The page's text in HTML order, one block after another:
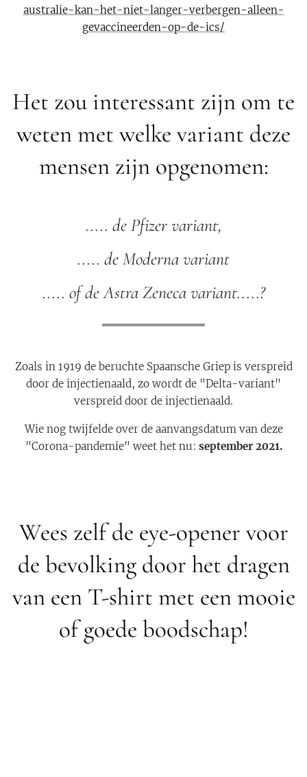
australie-kan-het-niet-langer-verbergen-alleen-
gevaccineerden-op-de-ics/
Het zou interessant zijn om te
weten met welke variant deze
mensen zijn opgenomen:
..... de Pfizer variant,
..... de Moderna variant
..... of de Astra Zeneca variant.....?
Zoals in 1919 de beruchte Spaansche Griep is verspreid
door de injectienaald, zo wordt de "Delta-variant"
verspreid door de injectienaald.
Wie nog twijfelde over de aanvangsdatum van deze
"Corona-pandemie" weet het nu: september 2021.
Wees zelf de eye-opener voor
de bevolking door het dragen
van een T-shirt met een mooie
of goede boodschap!